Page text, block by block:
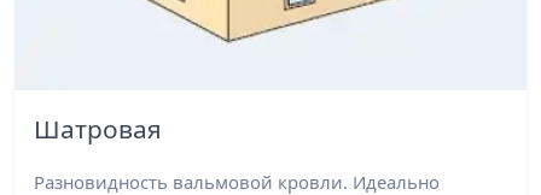
Шатровая
Разновидность вальмовой кровли. Идеально